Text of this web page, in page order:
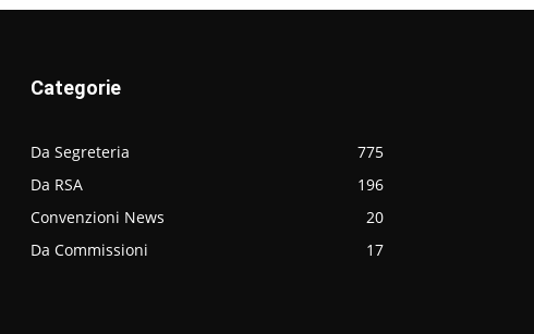
Categorie
Da Segreteria
775
Da RSA
196
Convenzioni News
20
Da Commissioni
17